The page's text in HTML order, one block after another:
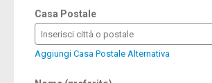
Casa Postale
Inserisci città o postale
Aggiungi Casa Postale Alternativa